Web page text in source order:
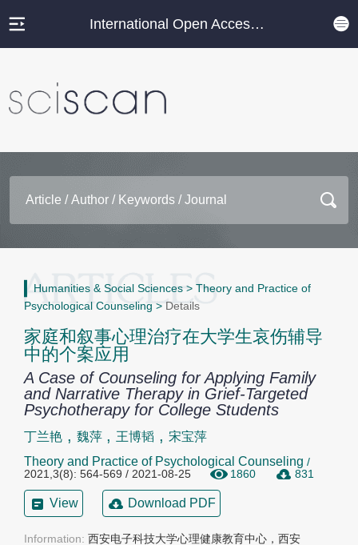
International Open Access Journal Platform
Humanities & Social Sciences > Theory and Practice of
Psychological Counseling > Details
家庭和叙事心理治疗在大学生哀伤辅导
中的个案应用
A Case of Counseling for Applying Family
and Narrative Therapy in Grief-Targeted
Psychotherapy for College Students
丁兰艳 , 魏萍 , 王博韬 , 宋宝萍
Theory and Practice of Psychological Counseling /
2021,3(8): 564-569 / 2021-08-25
1860 831
View Download PDF
Information: 西安电子科技大学心理健康教育中心，西安